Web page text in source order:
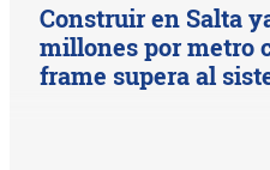
Construir en Salta
millones por metro
frame supera al